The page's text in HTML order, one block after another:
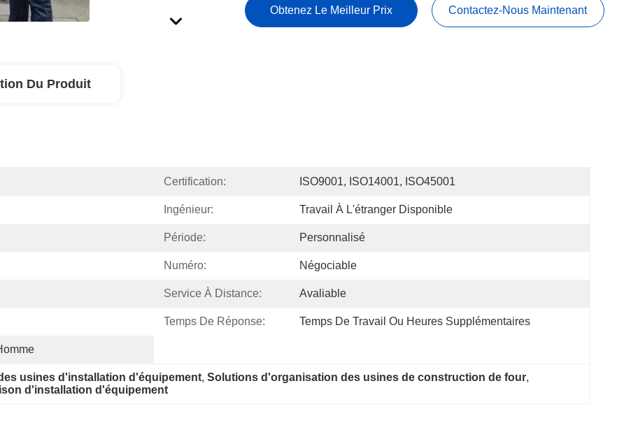
Obtenez Le Meilleur Prix Contactez-Nous Maintenant
Du Produit
Certification: ISO9001, ISO14001, ISO45001
Ingénieur: Travail À L'étranger Disponible
Période: Personnalisé
Numéro: Négociable
Service À Distance: Avaliable
Temps De Réponse: Temps De Travail Ou Heures Supplémentaires
usines d'installation d'équipement, Solutions d'organisation des usines de construction de four,
d'installation d'équipement